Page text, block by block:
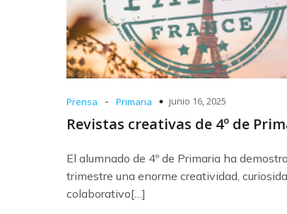
Prensa - Primaria junio 16, 2025
Revistas creativas de 4º de
El alumnado de 4º de Primaria ha
trimestre una enorme creatividad,
colaborativo[…]